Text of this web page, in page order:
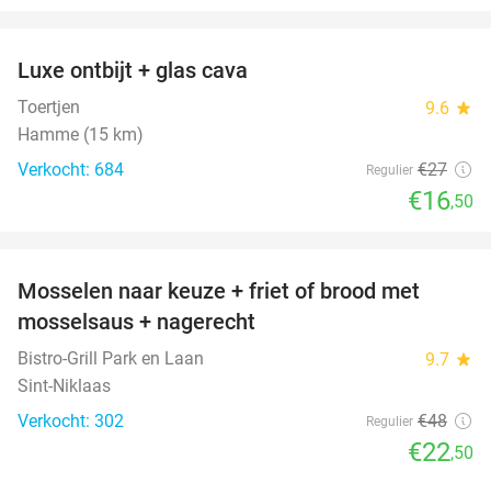
Luxe ontbijt + glas cava
Toertjen 9.6 star
Hamme (15 km)
Verkocht: 684
Regulier €27
€16,50
Mosselen naar keuze + friet of brood met
mosselsaus + nagerecht
Bistro-Grill Park en Laan 9.7 star
Sint-Niklaas
Verkocht: 302
Regulier €48
€22,50